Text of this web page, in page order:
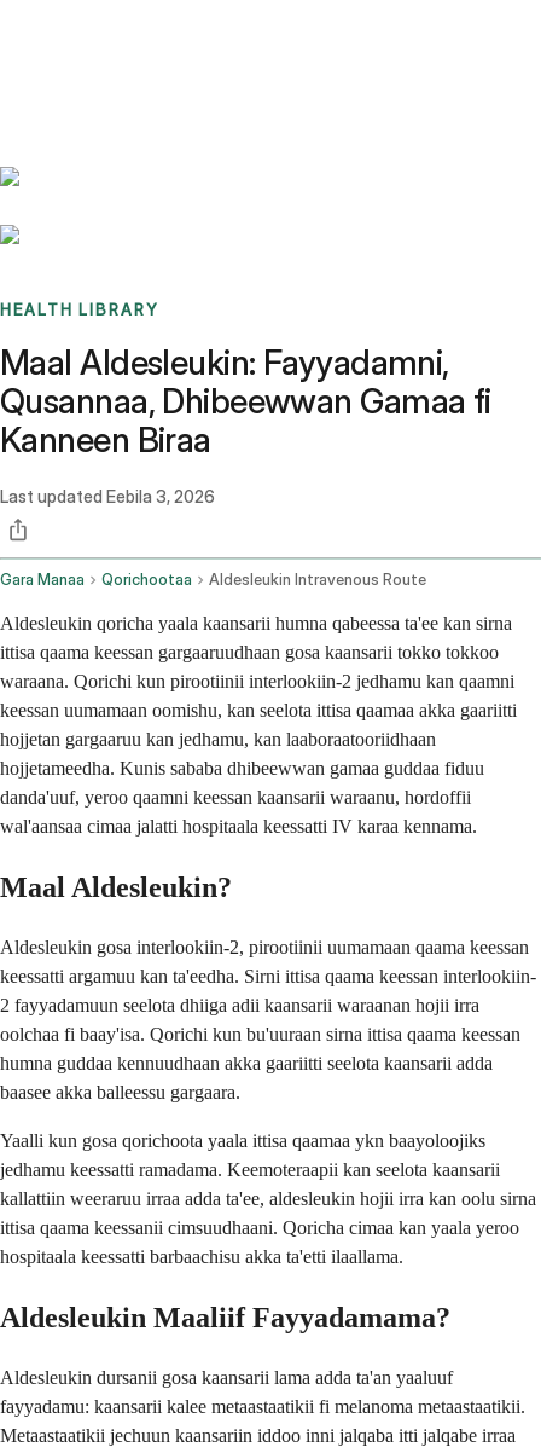
HEALTH LIBRARY
Maal Aldesleukin: Fayyadamni,
Qusannaa, Dhibeewwan Gamaa fi
Kanneen Biraa
Last updated Eebila 3, 2026
Gara Manaa Qorichootaa Aldesleukin Intravenous Route
Aldesleukin qoricha yaala kaansarii humna qabeessa ta'ee kan sirna
ittisa qaama keessan gargaaruudhaan gosa kaansarii tokko tokkoo
waraana. Qorichi kun pirootiinii interlookiin-2 jedhamu kan qaamni
keessan uumamaan oomishu, kan seelota ittisa qaamaa akka gaariitti
hojjetan gargaaruu kan jedhamu, kan laaboraatooriidhaan
hojjetameedha. Kunis sababa dhibeewwan gamaa guddaa fiduu
danda'uuf, yeroo qaamni keessan kaansarii waraanu, hordoffii
wal'aansaa cimaa jalatti hospitaala keessatti IV karaa kennama.
Maal Aldesleukin?
Aldesleukin gosa interlookiin-2, pirootiinii uumamaan qaama keessan
keessatti argamuu kan ta'eedha. Sirni ittisa qaama keessan interlookiin-
2 fayyadamuun seelota dhiiga adii kaansarii waraanan hojii irra
oolchaa fi baay'isa. Qorichi kun bu'uuraan sirna ittisa qaama keessan
humna guddaa kennuudhaan akka gaariitti seelota kaansarii adda
baasee akka balleessu gargaara.
Yaalli kun gosa qorichoota yaala ittisa qaamaa ykn baayoloojiks
jedhamu keessatti ramadama. Keemoteraapii kan seelota kaansarii
kallattiin weeraruu irraa adda ta'ee, aldesleukin hojii irra kan oolu sirna
ittisa qaama keessanii cimsuudhaani. Qoricha cimaa kan yaala yeroo
hospitaala keessatti barbaachisu akka ta'etti ilaallama.
Aldesleukin Maaliif Fayyadamama?
Aldesleukin dursanii gosa kaansarii lama adda ta'an yaaluuf
fayyadamu: kaansarii kalee metaastaatikii fi melanoma metaastaatikii.
Metaastaatikii jechuun kaansariin iddoo inni jalqaba itti jalqabe irraa